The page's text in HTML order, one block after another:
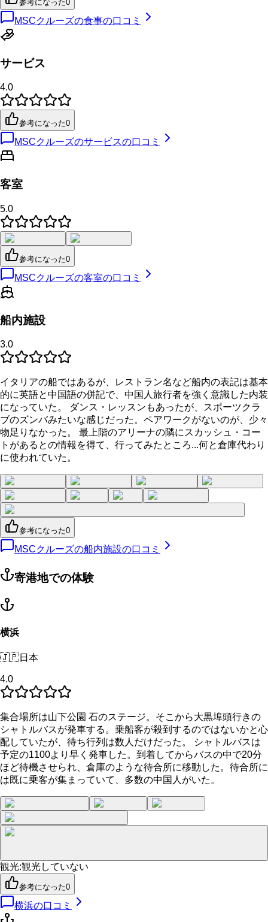
参考になった0
MSCクルーズの食事の口コミ
サービス
4.0
参考になった0
MSCクルーズのサービスの口コミ
客室
5.0
参考になった0
MSCクルーズの客室の口コミ
船内施設
3.0
イタリアの船ではあるが、レストラン名など船内の表記は基本
的に英語と中国語の併記で、中国人旅行者を強く意識した内装
になっていた。 ダンス・レッスンもあったが、スポーツクラ
ブのズンバみたいな感じだった。ペアワークがないのが、少々
物足りなかった。 最上階のアリーナの隣にスカッシュ・コー
トがあるとの情報を得て、行ってみたところ...何と倉庫代わり
に使われていた。
参考になった0
MSCクルーズの船内施設の口コミ
寄港地での体験
横浜
🇯🇵日本
4.0
集合場所は山下公園 石のステージ。そこから大黒埠頭行きの
シャトルバスが発車する。乗船客が殺到するのではないかと心
配していたが、待ち行列は数人だけだった。 シャトルバスは
予定の1100より早く発車した。到着してからバスの中で20分
ほど待機させられ、倉庫のような待合所に移動した。待合所に
は既に乗客が集まっていて、多数の中国人がいた。
観光:観光していない
参考になった0
横浜の口コミ